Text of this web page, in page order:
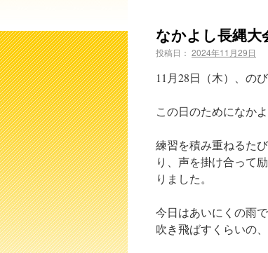
なかよし長縄大
投稿日： 2024年11月29日
11月28日（木）、の
この日のためになか
練習を積み重ねるた
り、声を掛け合って
りました。
今日はあいにくの雨
吹き飛ばすくらいの